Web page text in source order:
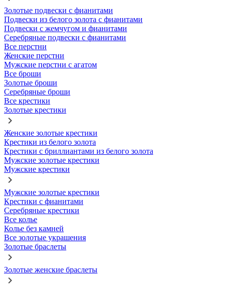
Золотые подвески с фианитами
Подвески из белого золота с фианитами
Подвески с жемчугом и фианитами
Серебряные подвески с фианитами
Все перстни
Женские перстни
Мужские перстни с агатом
Все броши
Золотые броши
Серебряные броши
Все крестики
Золотые крестики
Женские золотые крестики
Крестики из белого золота
Крестики с бриллиантами из белого золота
Мужские золотые крестики
Мужские крестики
Мужские золотые крестики
Крестики с фианитами
Серебряные крестики
Все колье
Колье без камней
Все золотые украшения
Золотые браслеты
Золотые женские браслеты